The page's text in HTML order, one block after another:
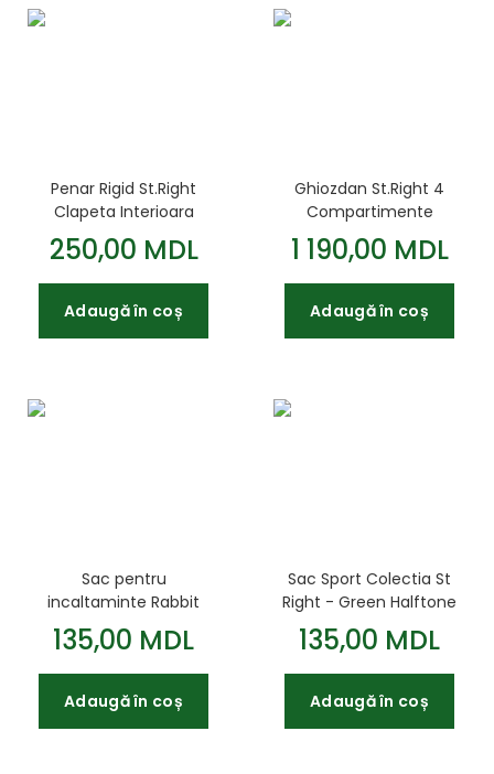
Penar Rigid St.Right
Clapeta Interioara
Colectia - Violet
Gradient Wave PC01
23x9 5x6cm
250,00 MDL
Adaugă în coș
Ghiozdan St.Right 4
Compartimente
Impermeabil Violet
Gradient Wave BP06
42x31x22cm
1 190,00 MDL
Adaugă în coș
Sac pentru
incaltaminte Rabbit
Majewski
135,00 MDL
Adaugă în coș
Sac Sport Colectia St
Right - Green Halftone
SO01 43x34cm
135,00 MDL
Adaugă în coș